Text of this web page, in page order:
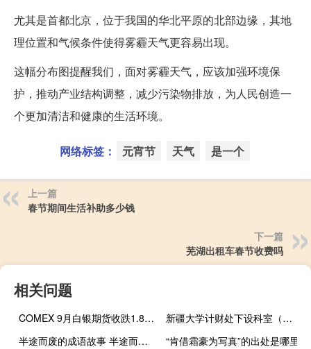
尤其是首都北京，位于我国的华北平原的北部边缘，其地
理位置和气候条件使得雾霾天气更容易出现。
这幅分布图提醒我们，面对雾霾天气，应该加强环境保
护，推动产业结构调整，减少污染物排放，为人民创造一
个更加清洁和健康的生活环境。
网络标签： 元宵节 天气 是一个
上一篇
春节期间生活补助多少钱
下一篇
芜湖出租车春节收费吗
相关问题
COMEX 9月白银期货收跌1.83%报22.807美元/盎司COMEX 10月白银期货收跌1.84%报22.922美元/盎司
新疆大学计财处下设科室（新疆大学计财处）
半途而废的成语故事 半途而废的成语故事是什么
“肯借霜豪为写真”的出处是哪里